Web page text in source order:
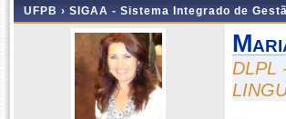
UFPB › SIGAA - Sistema Integrado de
DLPL